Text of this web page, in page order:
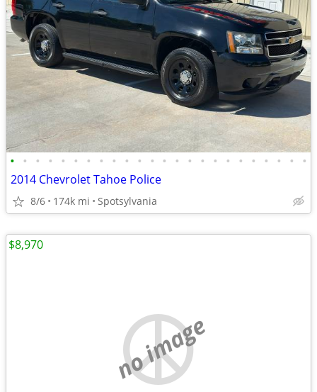
• • • • • • • • • • • • • • • • • • • • • • • •
2014 Chevrolet Tahoe Police
8/6 174k mi Spotsylvania
no image
$8,970